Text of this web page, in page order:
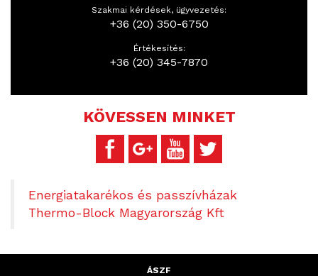
Szakmai kérdések, ügyvezetés:
+36 (20) 350-6750
Értékesítés:
+36 (20) 345-7870
KÖVESSEN MINKET
Energiatakarékos és passzívházak
Thermo-Block Magyarország Kft
ÁSZF